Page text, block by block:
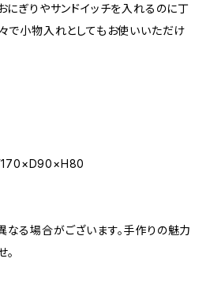
にぎりやサンドイッチを入れるのに丁
で小物入れとしてもお使いいただけ
る場合がございます。手作りの魅力